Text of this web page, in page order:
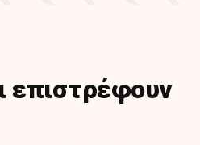
επιστρέφουν